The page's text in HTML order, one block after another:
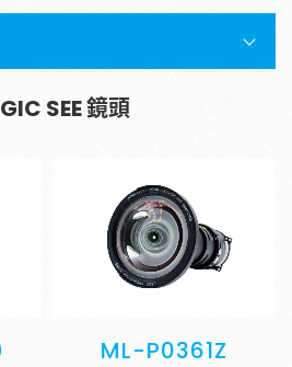
投影鏡頭
控制系統與影音設備
4K高畫質抗光幕系列
輸入關鍵字
SEE 鏡頭
ML-P0361Z